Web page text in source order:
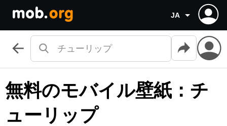
JA
無料のモバイル壁紙：チ
ューリップ